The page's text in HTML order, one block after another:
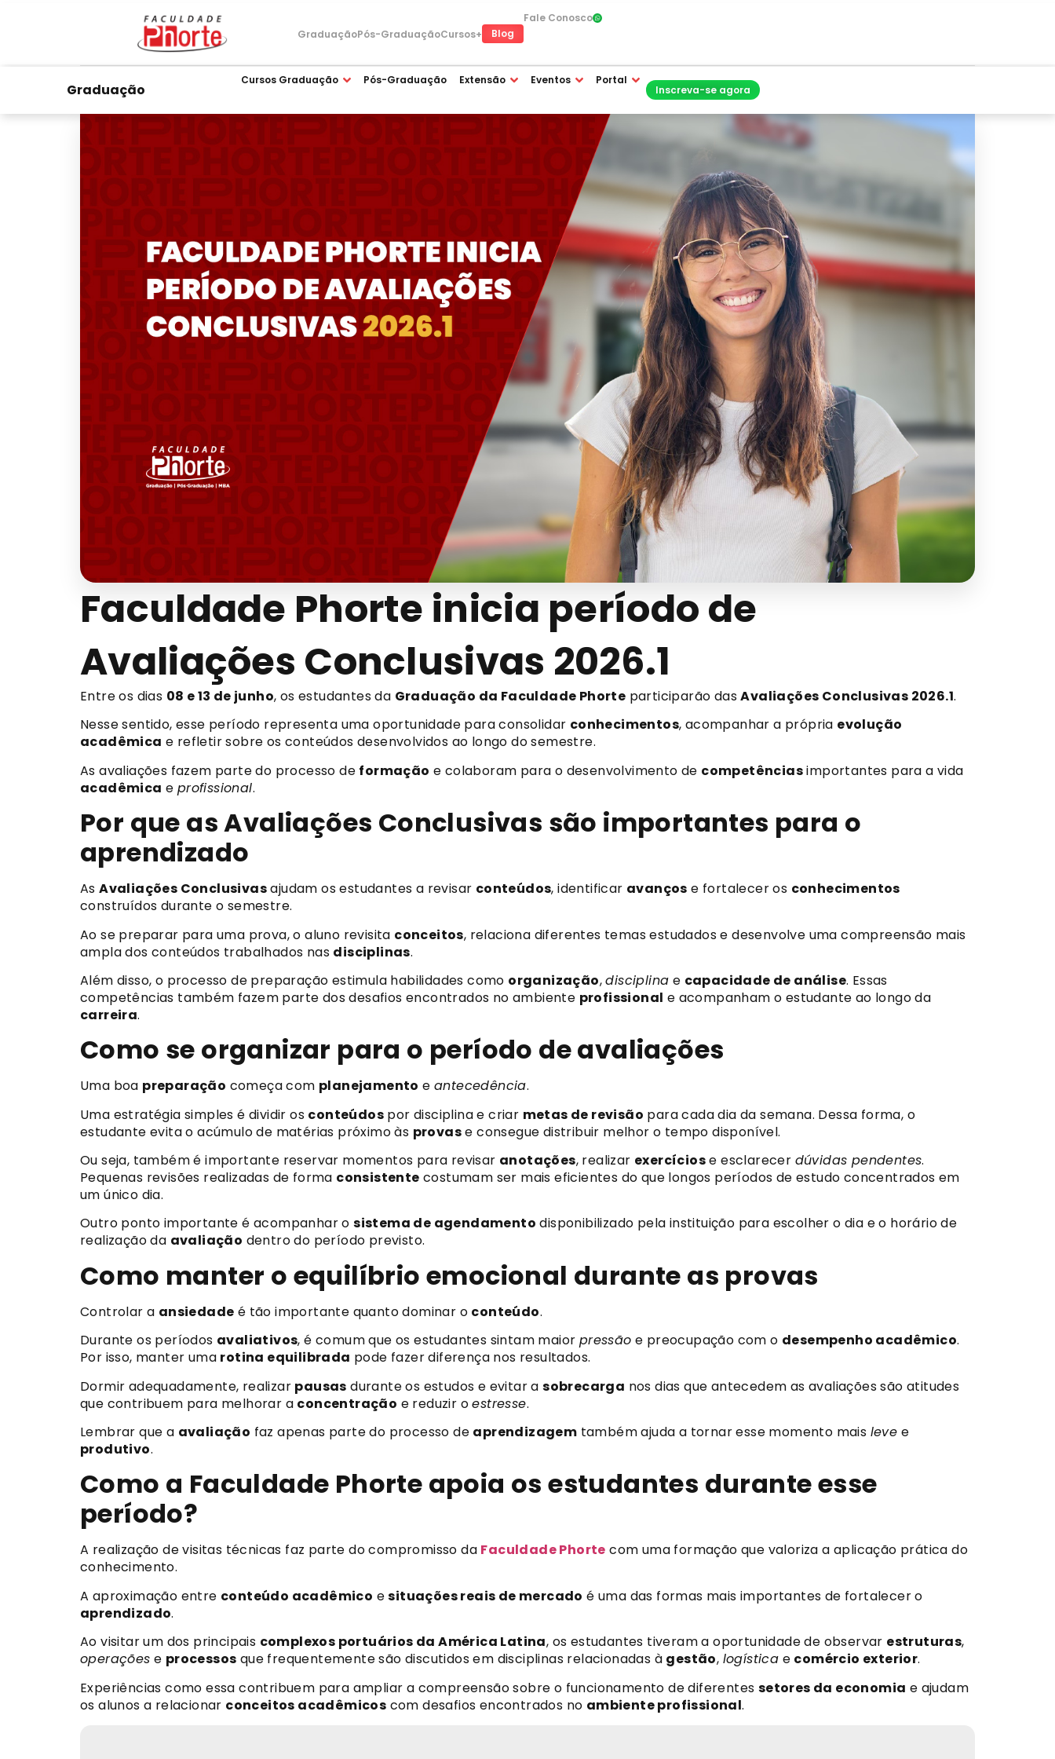
GraduaçãoPós-GraduaçãoCursos+ Blog
Fale Conosco
Graduação
Cursos Graduação Pós-Graduação Extensão Eventos Portal
Inscreva-se agora
Faculdade Phorte inicia período de
Avaliações Conclusivas 2026.1
Entre os dias 08 e 13 de junho, os estudantes da Graduação da Faculdade Phorte participarão dasAvaliações Conclusivas 2026.1.
Nesse sentido, esse período representa uma oportunidade para consolidar conhecimentos, acompanhar a própria evolução
acadêmica e refletir sobre os conteúdos desenvolvidos ao longo do semestre.
As avaliações fazem parte do processo de formação e colaboram para o desenvolvimento de competênciasimportantes para a vida
acadêmica e profissional.
Por que as Avaliações Conclusivas são importantes para o
aprendizado
AsAvaliações Conclusivasajudam os estudantes a revisar conteúdos, identificar avanços e fortalecer os conhecimentos
construídos durante o semestre.
Ao se preparar para uma prova, o aluno revisita conceitos, relaciona diferentes temas estudados e desenvolve uma compreensão mais
ampla dos conteúdos trabalhados nas disciplinas.
Além disso, o processo de preparação estimula habilidades como organização,disciplina e capacidade de análise. Essas
competências também fazem parte dos desafios encontrados no ambiente profissional e acompanham o estudante ao longo da
carreira.
Como se organizar para o período de avaliações
Uma boa preparação começa com planejamento eantecedência.
Uma estratégia simples é dividir os conteúdos por disciplina e criar metas de revisão para cada dia da semana. Dessa forma, o
estudante evita o acúmulo de matérias próximo às provase consegue distribuir melhor o tempo disponível.
Ou seja, também é importante reservar momentos para revisar anotações, realizar exercíciose esclarecer dúvidas pendentes.
Pequenas revisões realizadas de forma consistente costumam ser mais eficientes do que longos períodos de estudo concentrados em
um único dia.
Outro ponto importante é acompanhar osistema de agendamento disponibilizado pela instituição para escolher o dia e o horário de
realização da avaliação dentro do período previsto.
Como manter o equilíbrio emocional durante as provas
Controlar a ansiedade é tão importante quanto dominar o conteúdo.
Durante os períodos avaliativos, é comum que os estudantes sintam maior pressão e preocupação com o desempenho acadêmico.
Por isso, manter uma rotina equilibrada pode fazer diferença nos resultados.
Dormir adequadamente, realizar pausas durante os estudos e evitar asobrecarga nos dias que antecedem as avaliações são atitudes
que contribuem para melhorar a concentração e reduzir oestresse.
Lembrar que a avaliação faz apenas parte do processo de aprendizagem também ajuda a tornar esse momento mais leve e
produtivo.
Como a Faculdade Phorte apoia os estudantes durante esse
período?
A realização de visitas técnicas faz parte do compromisso da Faculdade Phorte com uma formação que valoriza a aplicação prática do
conhecimento.
A aproximação entre conteúdo acadêmico esituações reais de mercado é uma das formas mais importantes de fortalecer o
aprendizado.
Ao visitar um dos principais complexos portuários da América Latina, os estudantes tiveram a oportunidade de observar estruturas,
operações e processos que frequentemente são discutidos em disciplinas relacionadas à gestão, logística e comércio exterior.
Experiências como essa contribuem para ampliar a compreensão sobre o funcionamento de diferentes setores da economia e ajudam
os alunos a relacionar conceitos acadêmicos com desafios encontrados no ambiente profissional.